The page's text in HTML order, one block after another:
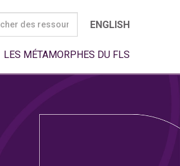
ENGLISH
LES MÉTAMORPHES DU FLS